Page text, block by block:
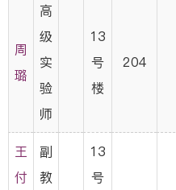
周
璐
高
级
实
验
师
13
号
楼
204
王
付
副
教
13
号